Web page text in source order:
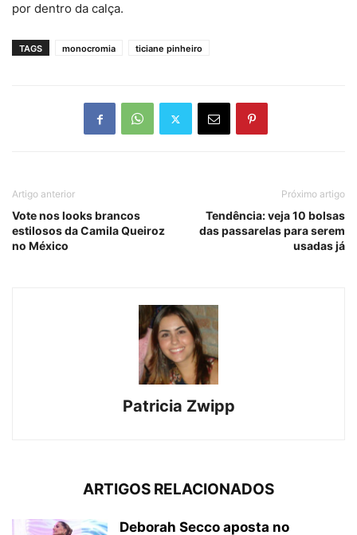
por dentro da calça.
TAGS monocromia ticiane pinheiro
Artigo anterior
Vote nos looks brancos
estilosos da Camila Queiroz
no México
Próximo artigo
Tendência: veja 10 bolsas
das passarelas para serem
usadas já
Patricia Zwipp
ARTIGOS RELACIONADOS
Deborah Secco aposta no